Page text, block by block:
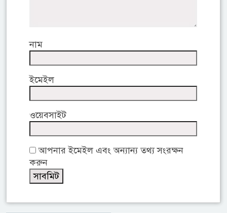
নাম
ইমেইল
ওয়েবসাইট
আপনার ইমেইল এবং অন্যান্য তথ্য সংরক্ষন
করুন